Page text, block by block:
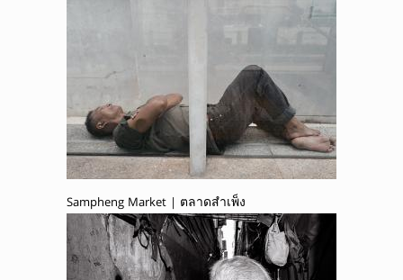
Sampheng Market | ตลาดสำเพ็ง